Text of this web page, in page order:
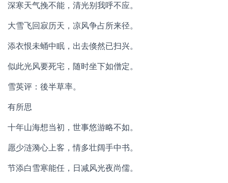
深寒天气挽不能，清光别我呼不应。
大雪飞回寂历天，凉风争占所来径。
添衣恨未蛹中眠，出去倏然已扫兴。
似此光风要死宅，随时坐下如僧定。
雪英评：後半草率。
有所思
十年山海想当初，世事悠游略不如。
愿少涟漪心上客，情多壮阔手中书。
节添白雪寒能任，日减风光夜尚儒。